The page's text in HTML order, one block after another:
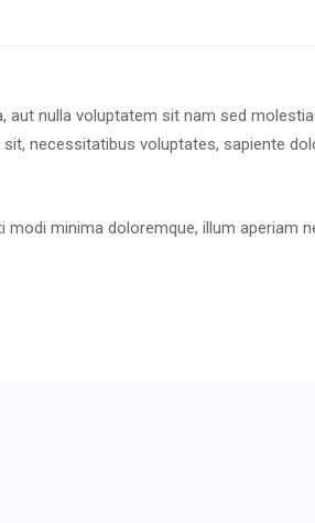
aut nulla voluptatem sit nam sed
necessitatibus voluptates, sapiente
minima doloremque, illum aperiam